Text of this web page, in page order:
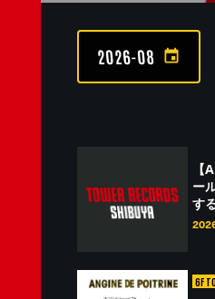
2026-08
ー
す
6F